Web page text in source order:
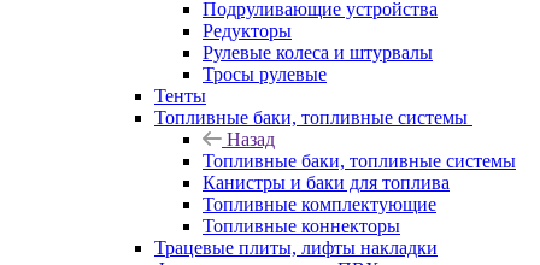
Подруливающие устройства
Редукторы
Рулевые колеса и штурвалы
Тросы рулевые
Тенты
Топливные баки, топливные системы
Назад
Топливные баки, топливные системы
Канистры и баки для топлива
Топливные комплектующие
Топливные коннекторы
Трацевые плиты, лифты накладки